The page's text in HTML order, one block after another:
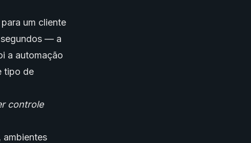
um cliente
segundos — a
a automação
tipo de
controle